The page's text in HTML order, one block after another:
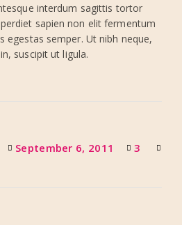
interdum sagittis tortor
sapien non elit fermentum
egestas semper. Ut nibh neque,
suscipit ut ligula.
September 6, 2011
3